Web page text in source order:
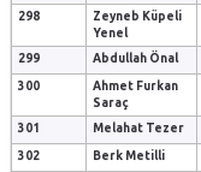
298
Zeyneb Küpeli
Yenel
299 Abdullah Önal
300
Ahmet Furkan
Saraç
301 Melahat Tezer
302 Berk Metilli